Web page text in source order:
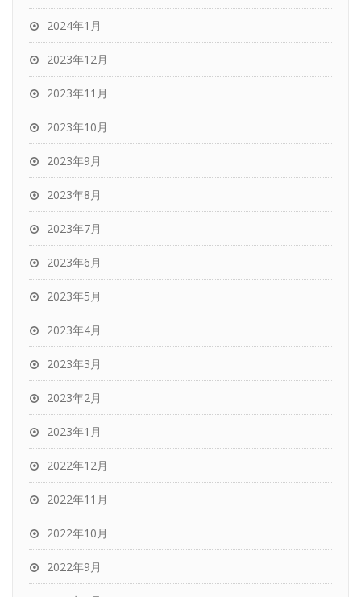
2024年1月
2023年12月
2023年11月
2023年10月
2023年9月
2023年8月
2023年7月
2023年6月
2023年5月
2023年4月
2023年3月
2023年2月
2023年1月
2022年12月
2022年11月
2022年10月
2022年9月